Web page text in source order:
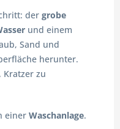
dergrobe
und einem
Sand und
herunter.
Kratzer zu
einerWaschanlage.